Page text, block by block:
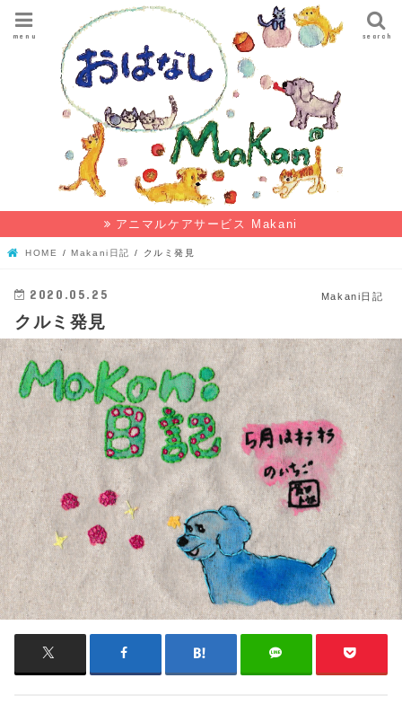
search
menu
アニマルケアサービス Makani
HOME Makani日記 クルミ発見
Makani日記
2020.05.25
クルミ発見